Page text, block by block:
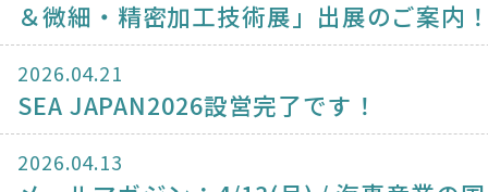
＆微細・精密加工技術展」出展のご案内
2026.04.21
SEA JAPAN2026設営完了です！
2026.04.13